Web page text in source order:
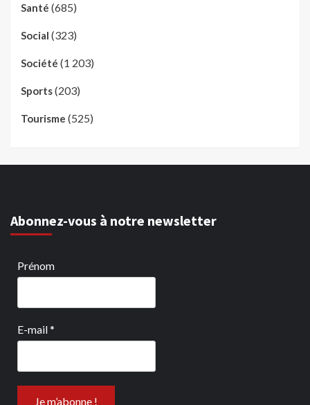
Santé (685)
Social (323)
Société (1 203)
Sports(203)
Tourisme (525)
Abonnez-vous à notre newsletter
Prénom
E-mail*